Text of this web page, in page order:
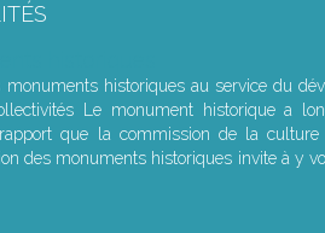
historiques au service du
Le monument historique a
que la commission de la culture
des monuments historiques invite à y